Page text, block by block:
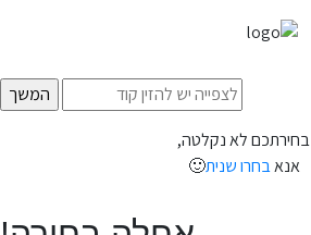
בחירתכם לא נקלטה,
אנאבחרו שנית🙂